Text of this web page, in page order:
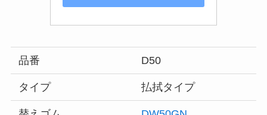
品番 D50
タイプ 払拭タイプ